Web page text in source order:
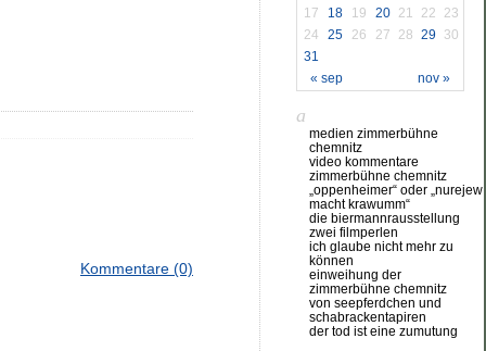
Kommentare (0)
« sep nov »
17
18 19 20 21 22
23
24
25 26 27 28 29
30
31
a
medien zimmerbühne
chemnitz
video kommentare
zimmerbühne chemnitz
„oppenheimer“ oder „nurejew
macht krawumm“
die biermannrausstellung
zwei filmperlen
ich glaube nicht mehr zu
können
einweihung der
zimmerbühne chemnitz
von seepferdchen und
schabrackentapiren
der tod ist eine zumutung